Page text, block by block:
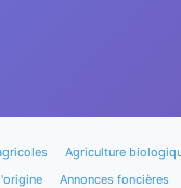
Agriculture
Annonces foncières